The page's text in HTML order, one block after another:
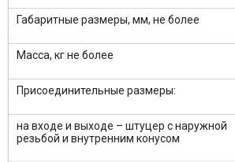
Габаритные размеры, мм, не более
Масса, кг не более
Присоединительные размеры:
на входе и выходе – штуцер c наружной
резьбой и внутренним конусом